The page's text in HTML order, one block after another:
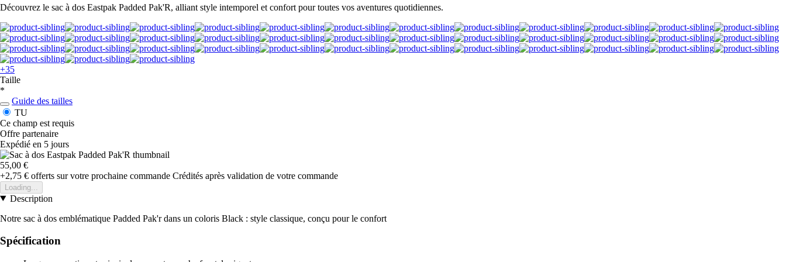
Découvrez le sac à dos Eastpak Padded Pak'R, alliant style intemporel et confort pour toutes vos aventures quotidiennes.
+35
Taille
*
Guide des tailles
TU
Ce champ est requis
Offre partenaire
Expédié en 5 jours
55,00 €
+2,75 € offerts sur votre prochaine commande Crédités après validation de votre commande
Loading...
Description
Notre sac à dos emblématique Padded Pak'r dans un coloris Black : style classique, conçu pour le confort
Spécification